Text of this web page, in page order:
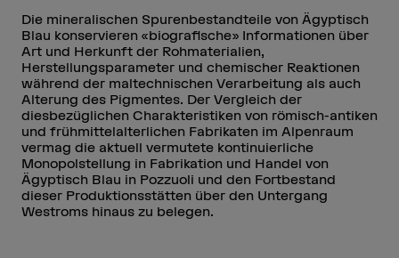
Die mineralischen Spurenbestandteile von Ägyptisch
Blau konservieren «biografische» Informationen über
Art und Herkunft der Rohmaterialien,
Herstellungsparameter und chemischer Reaktionen
während der maltechnischen Verarbeitung als auch
Alterung des Pigmentes. Der Vergleich der
diesbezüglichen Charakteristiken von römisch-antiken
und frühmittelalterlichen Fabrikaten im Alpenraum
vermag die aktuell vermutete kontinuierliche
Monopolstellung in Fabrikation und Handel von
Ägyptisch Blau in Pozzuoli und den Fortbestand
dieser Produktionsstätten über den Untergang
Westroms hinaus zu belegen.